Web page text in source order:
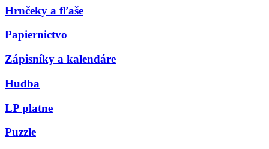
Hrnčeky a fľaše
Papiernictvo
Zápisníky a kalendáre
Hudba
LP platne
Puzzle